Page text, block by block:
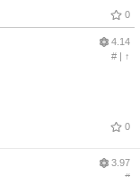
0
4.14
#| ↑
0
3.97